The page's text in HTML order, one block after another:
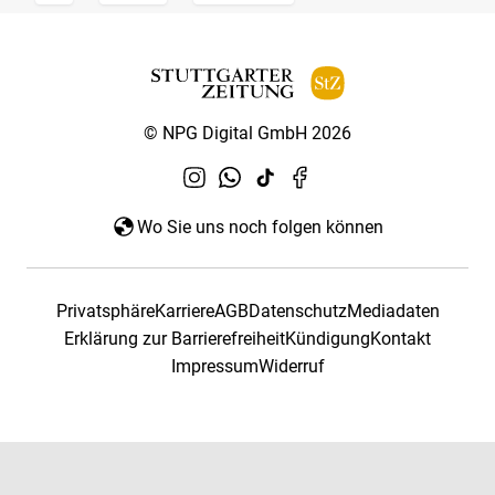
© NPG Digital GmbH 2026
Wo Sie uns noch folgen können
PrivatsphäreKarriereAGBDatenschutzMediadaten
Erklärung zur BarrierefreiheitKündigungKontakt
ImpressumWiderruf